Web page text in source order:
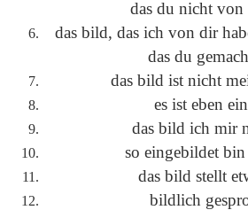
das du nicht von
das bild, das ich von dir
das du
das bild ist nicht
es ist eben
das bild ich mir
so eingebildet
das bild stellt
bildlich